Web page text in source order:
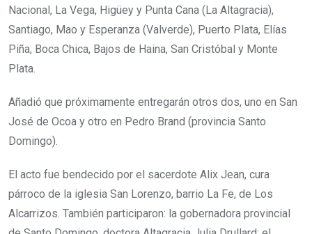
Nacional, La Vega, Higüey y Punta Cana (La Altagracia),
Santiago, Mao y Esperanza (Valverde), Puerto Plata, Elías
Piña, Boca Chica, Bajos de Haina, San Cristóbal y Monte
Plata.
Añadió que próximamente entregarán otros dos, uno en San
José de Ocoa y otro en Pedro Brand (provincia Santo
Domingo).
El acto fue bendecido por el sacerdote Alix Jean, cura
párroco de la iglesia San Lorenzo, barrio La Fe, de Los
Alcarrizos. También participaron: la gobernadora provincial